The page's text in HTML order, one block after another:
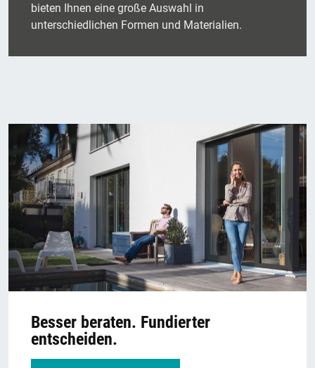
bieten Ihnen eine große Auswahl in
unterschiedlichen Formen und Materialien.
Besser beraten. Fundierter
entscheiden.